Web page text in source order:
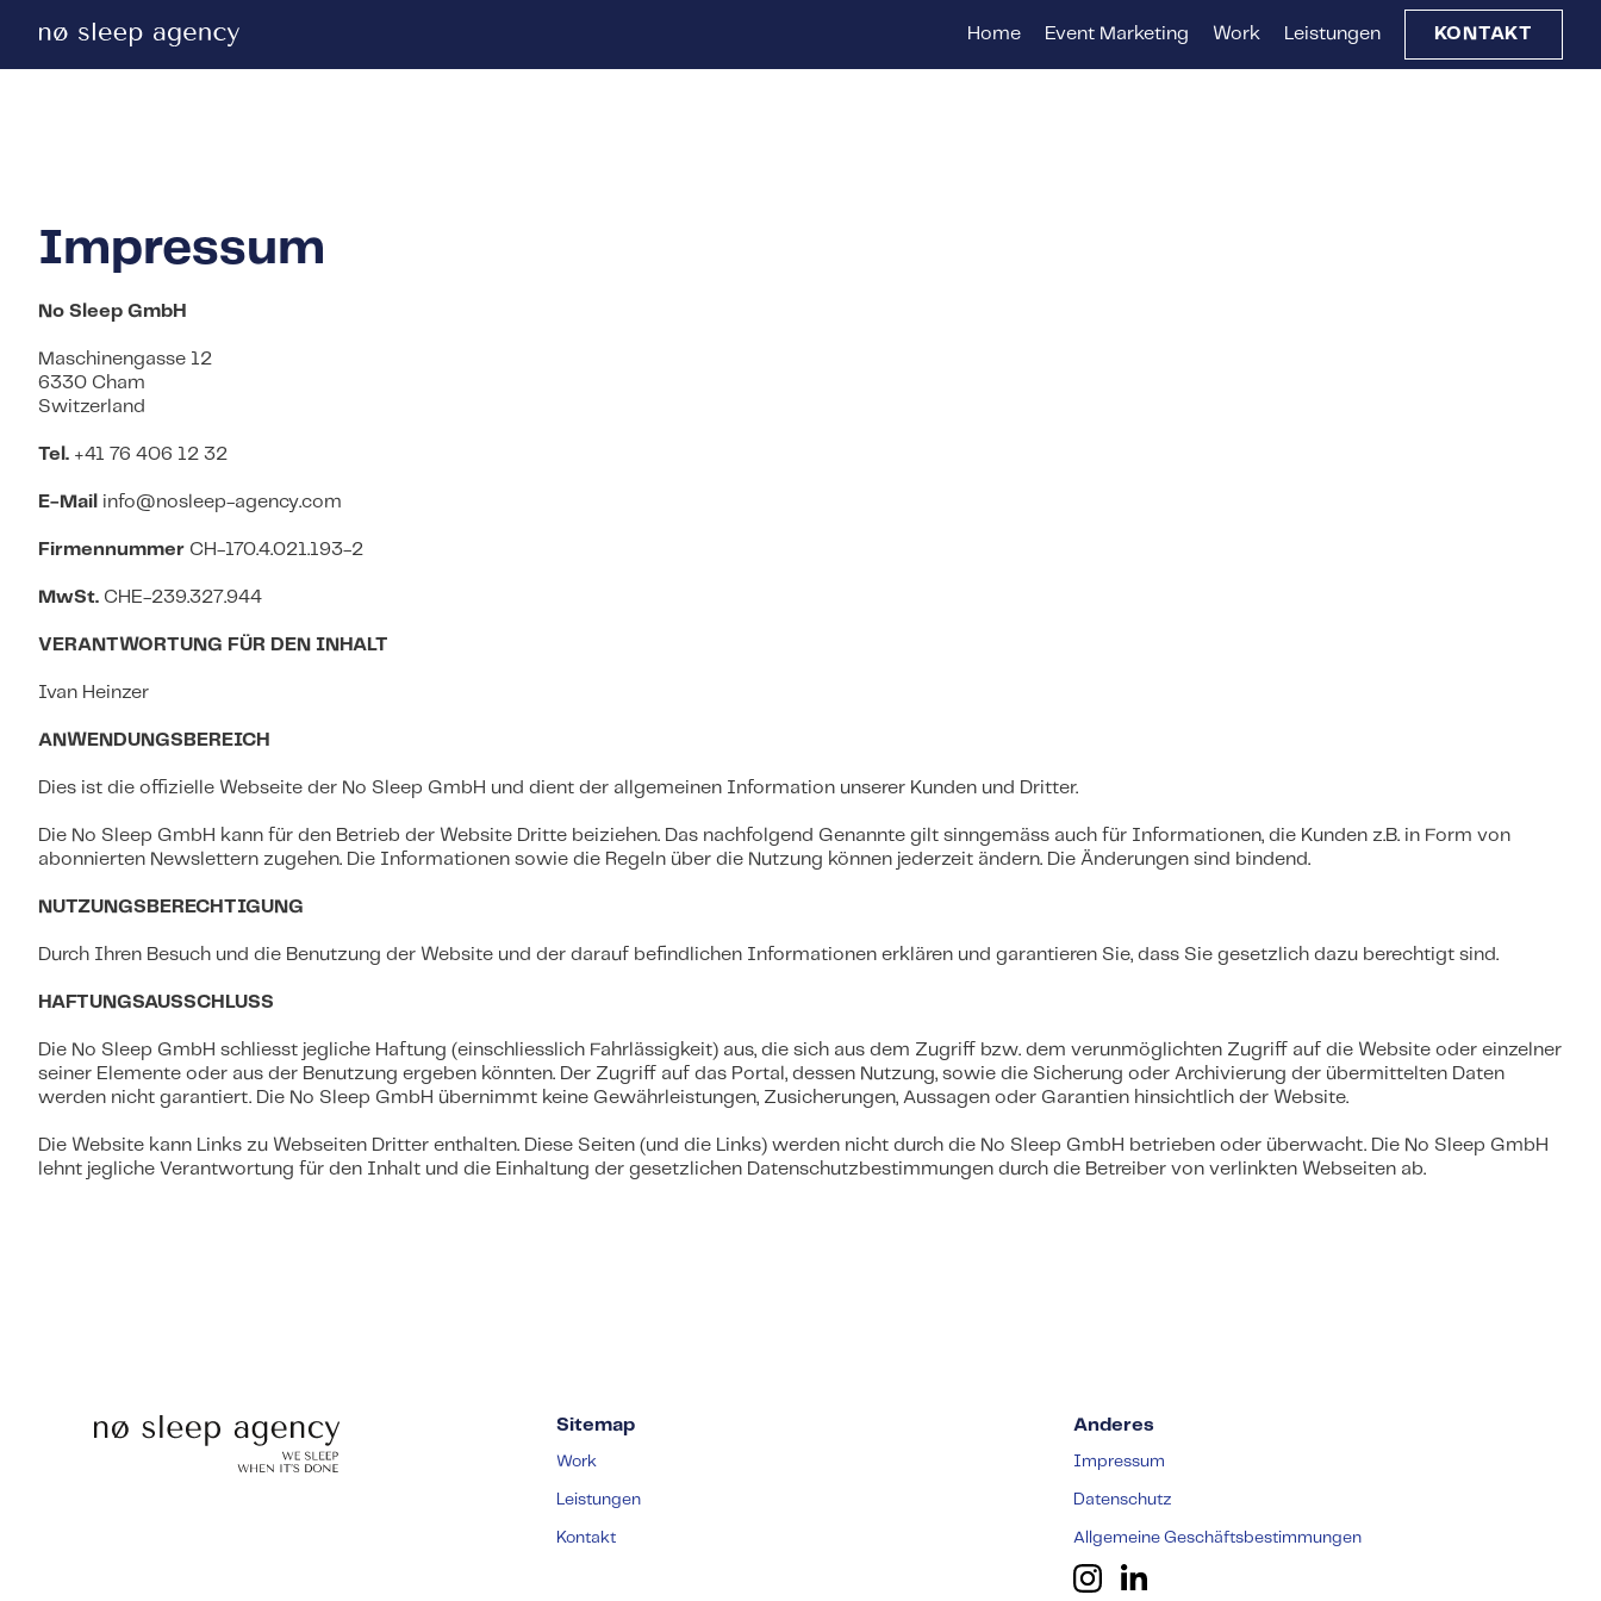
Home Event Marketing Work Leistungen KONTAKT
Impressum
No Sleep GmbH
Maschinengasse 12
6330 Cham
Switzerland
Tel. +41 76 406 12 32
E-Mail info@nosleep-agency.com
Firmennummer CH-170.4.021.193-2
MwSt. CHE-239.327.944
VERANTWORTUNG FÜR DEN INHALT
Ivan Heinzer
ANWENDUNGSBEREICH
Dies ist die offizielle Webseite der No Sleep GmbH und dient der allgemeinen Information unserer Kunden und Dritter.
Die No Sleep GmbH kann für den Betrieb der Website Dritte beiziehen. Das nachfolgend Genannte gilt sinngemäss auch für Informationen, die Kunden z.B. in Form von
abonnierten Newslettern zugehen. Die Informationen sowie die Regeln über die Nutzung können jederzeit ändern. Die Änderungen sind bindend.
NUTZUNGSBERECHTIGUNG
Durch Ihren Besuch und die Benutzung der Website und der darauf befindlichen Informationen erklären und garantieren Sie, dass Sie gesetzlich dazu berechtigt sind.
HAFTUNGSAUSSCHLUSS
Die No Sleep GmbH schliesst jegliche Haftung (einschliesslich Fahrlässigkeit) aus, die sich aus dem Zugriff bzw. dem verunmöglichten Zugriff auf die Website oder einzelner
seiner Elemente oder aus der Benutzung ergeben könnten. Der Zugriff auf das Portal, dessen Nutzung, sowie die Sicherung oder Archivierung der übermittelten Daten
werden nicht garantiert. Die No Sleep GmbH übernimmt keine Gewährleistungen, Zusicherungen, Aussagen oder Garantien hinsichtlich der Website.
Die Website kann Links zu Webseiten Dritter enthalten. Diese Seiten (und die Links) werden nicht durch die No Sleep GmbH betrieben oder überwacht. Die No Sleep GmbH
lehnt jegliche Verantwortung für den Inhalt und die Einhaltung der gesetzlichen Datenschutzbestimmungen durch die Betreiber von verlinkten Webseiten ab.
Sitemap
Work
Leistungen
Kontakt
Anderes
Impressum
Datenschutz
Allgemeine Geschäftsbestimmungen